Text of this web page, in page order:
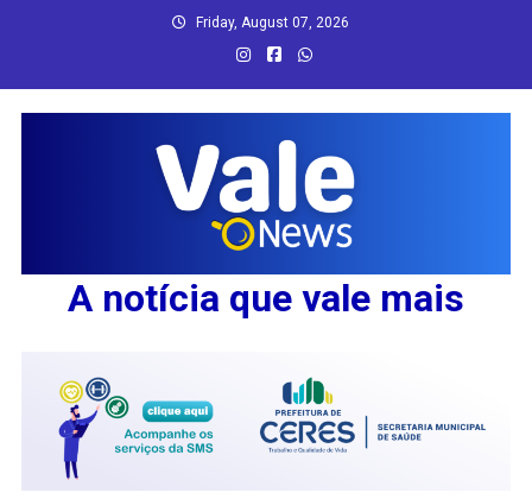
Friday, August 07, 2026
A notícia que vale mais